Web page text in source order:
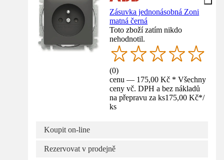
Zásuvka jednonásobná Zoni
matná černá
Toto zboží zatím nikdo
nehodnotil.
(0)
cenu — 175,00 Kč * Všechny
ceny vč. DPH a bez nákladů
na přepravu za ks175,00 Kč*/
ks
Koupit on-line
Rezervovat v prodejně